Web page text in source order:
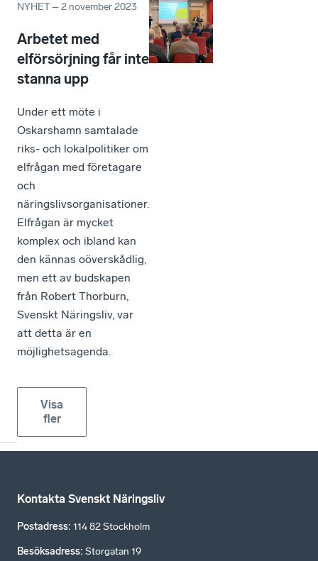
NYHET –2 november 2023
Arbetet med
elförsörjning får inte
stanna upp
Under ett möte i
Oskarshamn samtalade
riks- och lokalpolitiker om
elfrågan med företagare
och
näringslivsorganisationer.
Elfrågan är mycket
komplex och ibland kan
den kännas oöverskådlig,
men ett av budskapen
från Robert Thorburn,
Svenskt Näringsliv, var
att detta är en
möjlighetsagenda.
Visa
fler
Kontakta Svenskt Näringsliv
Postadress: 114 82 Stockholm
Besöksadress: Storgatan 19